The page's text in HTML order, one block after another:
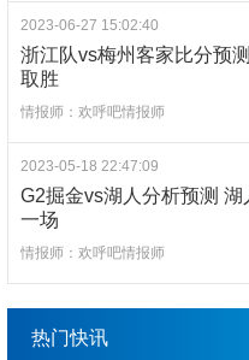
2023-06-27 15:02:40
浙江队vs梅州客家比分预测 浙江队理应
取胜
情报师：欢呼吧情报师
2023-05-18 22:47:09
G2掘金vs湖人分析预测 湖人能否扳回
一场
情报师：欢呼吧情报师
热门快讯